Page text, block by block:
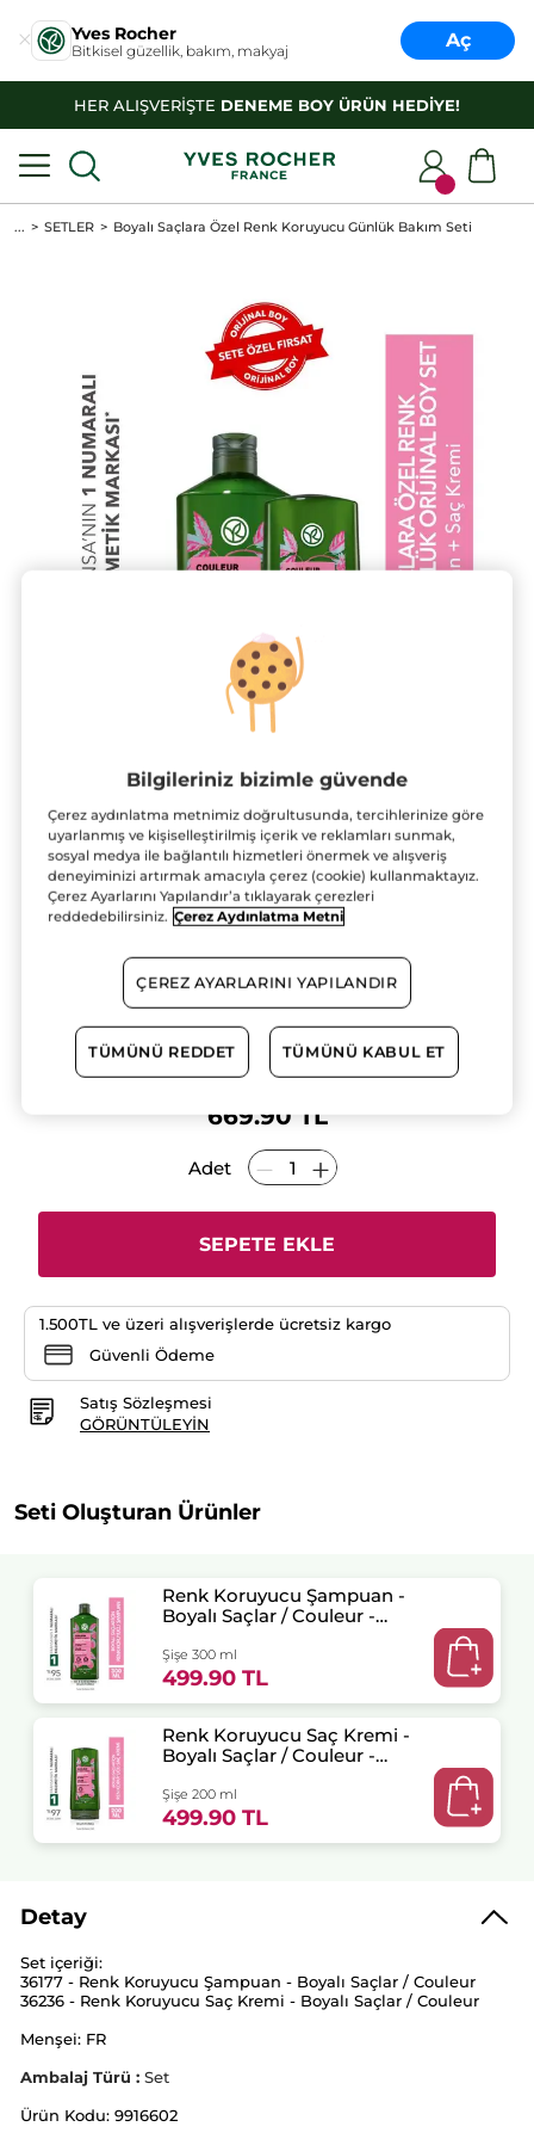
Yves Rocher
Bitkisel güzellik, bakım, makyaj Aç
HER ALIŞVERİŞTE DENEME BOY ÜRÜN HEDİYE!
... SETLER Boyalı Saçlara Özel Renk Koruyucu Günlük Bakım Seti
Boyalı Saçlara Özel Renk Koruyucu
Boyalı saçların ihtiyacına yönelik günlük uzman
bakım seti
★★★★★
★★★★★
4.8/5
yıldız.
Boyalı
Renk
Günlük
Seti
669.90 TL
Adet
SEPETE EKLE
1.500TL ve üzeri alışverişlerde ücretsiz kargo
Güvenli Ödeme
Satış Sözleşmesi
GÖRÜNTÜLEYIN
Seti Oluşturan Ürünler
Renk Koruyucu Şampuan -
Boyalı Saçlar / Couleur -
Şişe 300 ml
499.90 TL
Renk Koruyucu Saç Kremi -
Boyalı Saçlar / Couleur -
Şişe 200 ml
499.90 TL
Detay
Set içeriği:
36177 - Renk Koruyucu Şampuan - Boyalı Saçlar / Couleur
36236 - Renk Koruyucu Saç Kremi - Boyalı Saçlar / Couleur
Menşei: FR
Ambalaj Türü : Set
Ürün Kodu: 9916602
Bilgileriniz bizimle güvende
Çerez aydınlatma metnimiz doğrultusunda, tercihlerinize göre
uyarlanmış ve kişiselleştirilmiş içerik ve reklamları sunmak,
sosyal medya ile bağlantılı hizmetleri önermek ve alışveriş
deneyiminizi artırmak amacıyla çerez (cookie) kullanmaktayız.
Çerez Ayarlarını Yapılandır’a tıklayarak çerezleri
reddedebilirsiniz. Çerez Aydınlatma Metni
ÇEREZ AYARLARINI YAPILANDIR
TÜMÜNÜ REDDET TÜMÜNÜ KABUL ET